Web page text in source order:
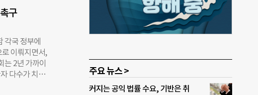
아니다”라며
쇄되면서 이
, 항구가 막히
능한 모든
박, 버스에 오
긴박한 순간
나는 또 다른
원으로 가는
구
각국 정부에
이뤄지면서,
2년 가까이
다수가 치료
주요 뉴스 >
커지는 공익 법률 수요, 기반은 취